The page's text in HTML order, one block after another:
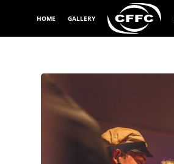
HOME GALLERY